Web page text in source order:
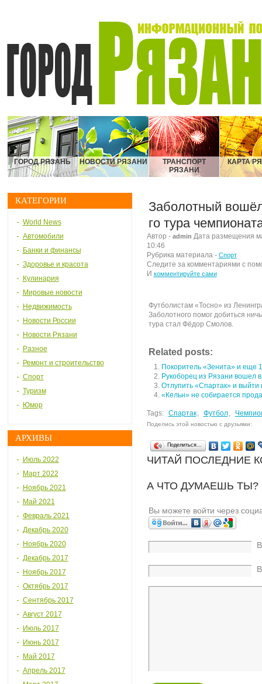
ГОРОД РЯЗАНЬ НОВОСТИ РЯЗАНИ
ТРАНСПОРТ
РЯЗАНИ
КАРТА
КАТЕГОРИИ
World News
Автомобили
Банки и финансы
Здоровье и красота
Кулинария
Мировые новости
Недвижимость
Новости России
Новости Рязани
Разное
Ремонт и строительство
Спорт
Туризм
Юмор
АРХИВЫ
Июль 2022
Март 2022
Ноябрь 2021
Май 2021
Февраль 2021
Декабрь 2020
Ноябрь 2020
Декабрь 2017
Ноябрь 2017
Октябрь 2017
Сентябрь 2017
Август 2017
Июль 2017
Июнь 2017
Май 2017
Апрель 2017
Заболотный
го тура
Автор - admin Дата размещения
10:46
Рубрика материала - Спорт
Следите за комментариями с
И комментируйте сами
Футболистам «Тосно» из
Заболотного помог добиться
тура стал Фёдор Смолов.
Related posts:
Покоритель «Зенита» и еще
Рукоборец из Рязани вошел
Отлупить «Спартак» и выйти
«Кельн» не собирается
Tags: Спартак, Футбол,
Поделись этой новостью с друзьями:
Поделиться…
ЧИТАЙ ПОСЛЕДНИЕ
А ЧТО ДУМАЕШЬ
Вы можете войти через